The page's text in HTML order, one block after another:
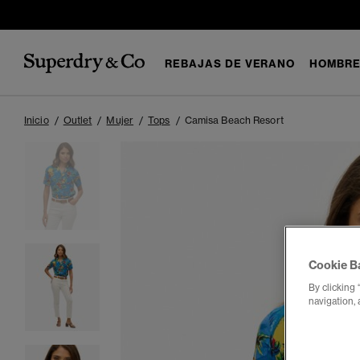
REBAJAS DE VERANO HOMBRE
Inicio Outlet Mujer Tops Camisa Beach Resort
Cookie
By clicking
navigation,